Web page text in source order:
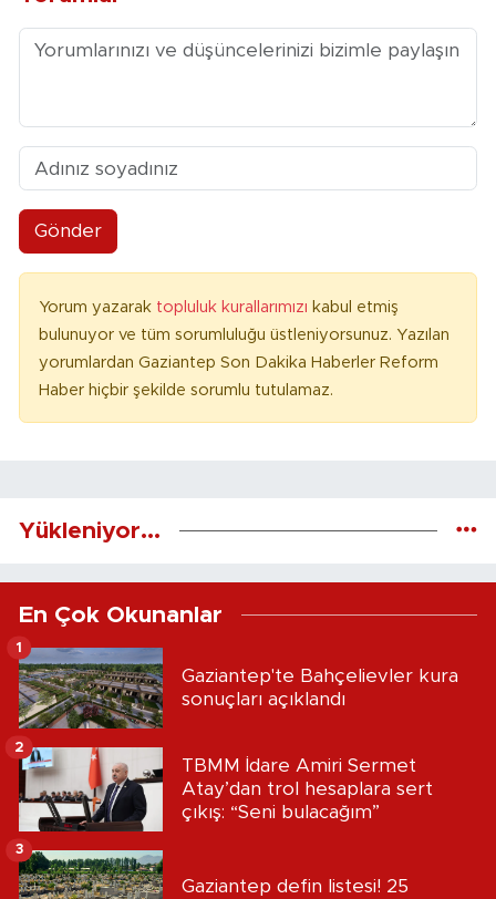
Gönder
Yorum yazarak topluluk kurallarımızı kabul etmiş
bulunuyor ve tüm sorumluluğu üstleniyorsunuz. Yazılan
yorumlardan Gaziantep Son Dakika Haberler Reform
Haber hiçbir şekilde sorumlu tutulamaz.
Yükleniyor...
En Çok Okunanlar
Gaziantep'te Bahçelievler kura
sonuçları açıklandı
1
TBMM İdare Amiri Sermet
Atay’dan trol hesaplara sert
çıkış: “Seni bulacağım”
2
Gaziantep defin listesi! 25
3